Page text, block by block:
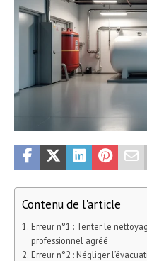
Contenu de l'article
Erreur n°1 : Tenter le
professionnel agréé
Erreur n°2 : Négliger